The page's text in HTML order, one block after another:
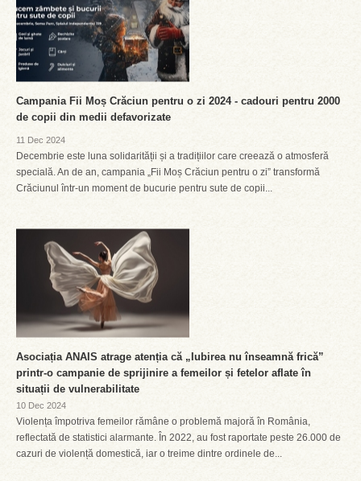
Campania Fii Moș Crăciun pentru o zi 2024 - cadouri pentru 2000
de copii din medii defavorizate
11 Dec 2024
Decembrie este luna solidarității și a tradițiilor care creează o atmosferă
specială. An de an, campania „Fii Moș Crăciun pentru o zi” transformă
Crăciunul într-un moment de bucurie pentru sute de copii...
Asociația ANAIS atrage atenția că „Iubirea nu înseamnă frică”
printr-o campanie de sprijinire a femeilor și fetelor aflate în
situații de vulnerabilitate
10 Dec 2024
Violența împotriva femeilor rămâne o problemă majoră în România,
reflectată de statistici alarmante. În 2022, au fost raportate peste 26.000 de
cazuri de violență domestică, iar o treime dintre ordinele de...